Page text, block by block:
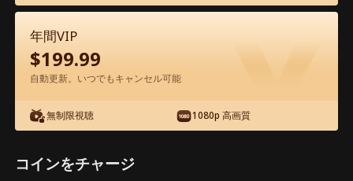
エピソード26 - 億万長者のマスカレード
映画フル
0-49 50-79
26 29
年間VIP
$199.99
自動更新。いつでもキャンセル可能
無制限視聴 1080p 高画質
コインをチャージ